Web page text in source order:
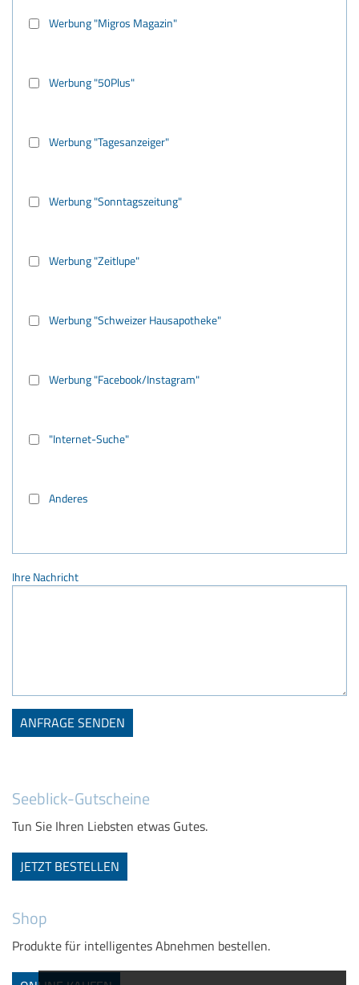
Werbung "Migros Magazin"
Werbung "50Plus"
Werbung "Tagesanzeiger"
Werbung "Sonntagszeitung"
Werbung "Zeitlupe"
Werbung "Schweizer Hausapotheke"
Werbung "Facebook/Instagram"
"Internet-Suche"
Anderes
Ihre Nachricht
Seeblick-Gutscheine
Tun Sie Ihren Liebsten etwas Gutes.
JETZT BESTELLEN
Shop
Produkte für intelligentes Abnehmen bestellen.